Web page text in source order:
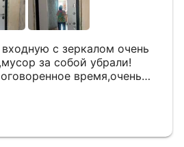
с зеркалом очень
за собой убрали!
время,очень
.Все
,и работа и цена!